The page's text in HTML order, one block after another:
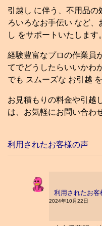
引越し に伴う、不用品の
ろいろなお手伝い など
し をサポートいたします。
経験豊富なプロの作業員
てでどうしたらいいかわ
でも スムーズな お引越
お見積もりの料金や引越
は、お気軽にお問い合わ
利用されたお客様の声
利用されたお客
2024年10月22日